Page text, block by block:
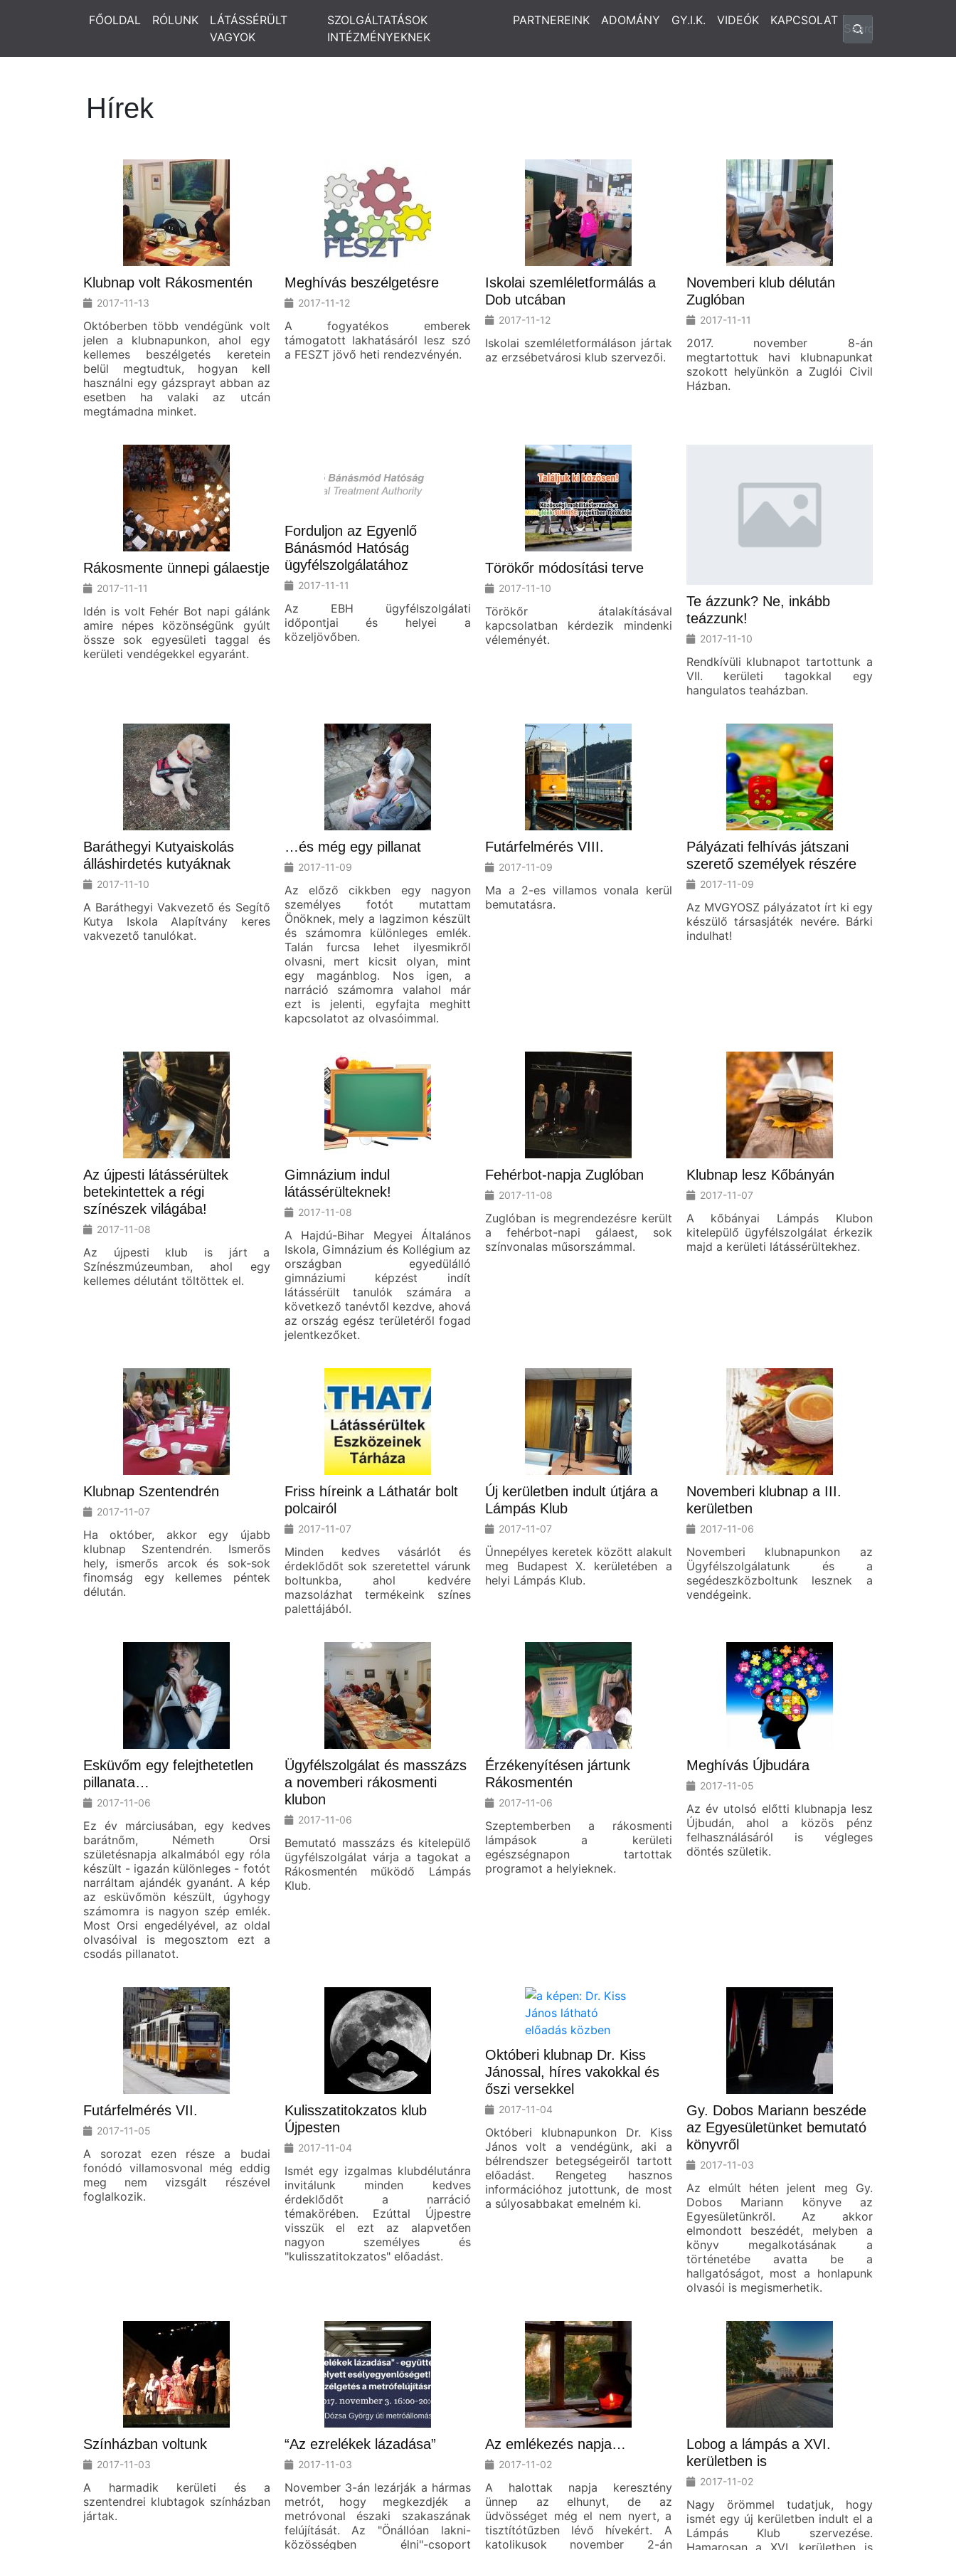
FŐOLDAL RÓLUNK
LÁTÁSSÉRÜLT
VAGYOK
SZOLGÁLTATÁSOK
INTÉZMÉNYEKNEK
PARTNEREINK ADOMÁNY GY.I.K. VIDEÓK KAPCSOLAT
Hírek
Klubnap volt Rákosmentén
2017-11-13
Októberben több vendégünk volt
jelen a klubnapunkon, ahol egy
kellemes beszélgetés keretein
belül megtudtuk, hogyan kell
használni egy gázsprayt abban az
esetben ha valaki az utcán
megtámadna minket.
Meghívás beszélgetésre
2017-11-12
A fogyatékos emberek
támogatott lakhatásáról lesz szó
a FESZT jövő heti rendezvényén.
Iskolai szemléletformálás a
Dob utcában
2017-11-12
Iskolai szemléletformáláson jártak
az erzsébetvárosi klub szervezői.
Novemberi klub délután
Zuglóban
2017-11-11
2017. november 8-án
megtartottuk havi klubnapunkat
szokott helyünkön a Zuglói Civil
Házban.
Rákosmente ünnepi gálaestje
2017-11-11
Idén is volt Fehér Bot napi gálánk
amire népes közönségünk gyúlt
össze sok egyesületi taggal és
kerületi vendégekkel egyaránt.
Forduljon az Egyenlő
Bánásmód Hatóság
ügyfélszolgálatához
2017-11-11
Az EBH ügyfélszolgálati
időpontjai és helyei a
közeljövőben.
Törökőr módosítási terve
2017-11-10
Törökőr átalakításával
kapcsolatban kérdezik mindenki
véleményét.
Te ázzunk? Ne, inkább
teázzunk!
2017-11-10
Rendkívüli klubnapot tartottunk a
VII. kerületi tagokkal egy
hangulatos teaházban.
Baráthegyi Kutyaiskolás
álláshirdetés kutyáknak
2017-11-10
A Baráthegyi Vakvezető és Segítő
Kutya Iskola Alapítvány keres
vakvezető tanulókat.
…és még egy pillanat
2017-11-09
Az előző cikkben egy nagyon
személyes fotót mutattam
Önöknek, mely a lagzimon készült
és számomra különleges emlék.
Talán furcsa lehet ilyesmikről
olvasni, mert kicsit olyan, mint
egy magánblog. Nos igen, a
narráció számomra valahol már
ezt is jelenti, egyfajta meghitt
kapcsolatot az olvasóimmal.
Futárfelmérés VIII.
2017-11-09
Ma a 2-es villamos vonala kerül
bemutatásra.
Pályázati felhívás játszani
szerető személyek részére
2017-11-09
Az MVGYOSZ pályázatot írt ki egy
készülő társasjáték nevére. Bárki
indulhat!
Az újpesti látássérültek
betekintettek a régi
színészek világába!
2017-11-08
Az újpesti klub is járt a
Színészmúzeumban, ahol egy
kellemes délutánt töltöttek el.
Gimnázium indul
látássérülteknek!
2017-11-08
A Hajdú-Bihar Megyei Általános
Iskola, Gimnázium és Kollégium az
országban egyedülálló
gimnáziumi képzést indít
látássérült tanulók számára a
következő tanévtől kezdve, ahová
az ország egész területéről fogad
jelentkezőket.
Fehérbot-napja Zuglóban
2017-11-08
Zuglóban is megrendezésre került
a fehérbot-napi gálaest, sok
színvonalas műsorszámmal.
Klubnap lesz Kőbányán
2017-11-07
A kőbányai Lámpás Klubon
kitelepülő ügyfélszolgálat érkezik
majd a kerületi látássérültekhez.
Klubnap Szentendrén
2017-11-07
Ha október, akkor egy újabb
klubnap Szentendrén. Ismerős
hely, ismerős arcok és sok-sok
finomság egy kellemes péntek
délután.
Friss híreink a Láthatár bolt
polcairól
2017-11-07
Minden kedves vásárlót és
érdeklődőt sok szeretettel várunk
boltunkba, ahol kedvére
mazsolázhat termékeink színes
palettájából.
Új kerületben indult útjára a
Lámpás Klub
2017-11-07
Ünnepélyes keretek között alakult
meg Budapest X. kerületében a
helyi Lámpás Klub.
Novemberi klubnap a III.
kerületben
2017-11-06
Novemberi klubnapunkon az
Ügyfélszolgálatunk és a
segédeszközboltunk lesznek a
vendégeink.
Esküvőm egy felejthetetlen
pillanata…
2017-11-06
Ez év márciusában, egy kedves
barátnőm, Németh Orsi
születésnapja alkalmából egy róla
készült - igazán különleges - fotót
narráltam ajándék gyanánt. A kép
az esküvőmön készült, úgyhogy
számomra is nagyon szép emlék.
Most Orsi engedélyével, az oldal
olvasóival is megosztom ezt a
csodás pillanatot.
Ügyfélszolgálat és masszázs
a novemberi rákosmenti
klubon
2017-11-06
Bemutató masszázs és kitelepülő
ügyfélszolgálat várja a tagokat a
Rákosmentén működő Lámpás
Klub.
Érzékenyítésen jártunk
Rákosmentén
2017-11-06
Szeptemberben a rákosmenti
lámpások a kerületi
egészségnapon tartottak
programot a helyieknek.
Meghívás Újbudára
2017-11-05
Az év utolsó előtti klubnapja lesz
Újbudán, ahol a közös pénz
felhasználásáról is végleges
döntés születik.
Futárfelmérés VII.
2017-11-05
A sorozat ezen része a budai
fonódó villamosvonal még eddig
meg nem vizsgált részével
foglalkozik.
Kulisszatitokzatos klub
Újpesten
2017-11-04
Ismét egy izgalmas klubdélutánra
invitálunk minden kedves
érdeklődőt a narráció
témakörében. Ezúttal Újpestre
visszük el ezt az alapvetően
nagyon személyes és
"kulisszatitokzatos" előadást.
Októberi klubnap Dr. Kiss
Jánossal, híres vakokkal és
őszi versekkel
2017-11-04
Októberi klubnapunkon Dr. Kiss
János volt a vendégünk, aki a
bélrendszer betegségeiről tartott
előadást. Rengeteg hasznos
információhoz jutottunk, de most
a súlyosabbakat emelném ki.
Gy. Dobos Mariann beszéde
az Egyesületünket bemutató
könyvről
2017-11-03
Az elmúlt héten jelent meg Gy.
Dobos Mariann könyve az
Egyesületünkről. Az akkor
elmondott beszédét, melyben a
könyv megalkotásának a
történetébe avatta be a
hallgatóságot, most a honlapunk
olvasói is megismerhetik.
Színházban voltunk
2017-11-03
A harmadik kerületi és a
szentendrei klubtagok színházban
jártak.
“Az ezrelékek lázadása”
2017-11-03
November 3-án lezárják a hármas
metrót, hogy megkezdjék a
metróvonal északi szakaszának
felújítását. Az "Önállóan lakni-
közösségben élni"-csoport
Az emlékezés napja…
2017-11-02
A halottak napja keresztény
ünnep az elhunyt, de az
üdvösséget még el nem nyert, a
tisztítótűzben lévő hívekért. A
katolikusok november 2-án
Lobog a lámpás a XVI.
kerületben is
2017-11-02
Nagy örömmel tudatjuk, hogy
ismét egy új kerületben indult el a
Lámpás Klub szervezése.
Hamarosan a XVI. kerületben is